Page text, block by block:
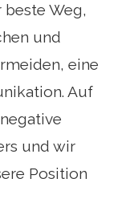
Weg,
und
eine
Auf
und wir
Position